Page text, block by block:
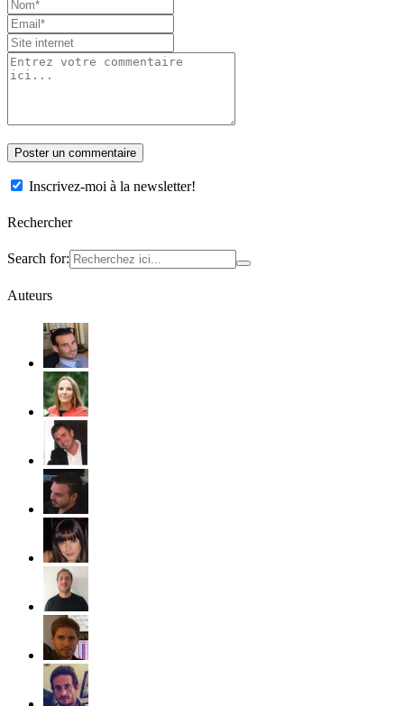
Inscrivez-moi à la newsletter!
Rechercher
Search for:
Auteurs